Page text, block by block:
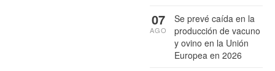
Se prevé caída en la
producción de vacuno
y ovino en la Unión
Europea en 2026
07
AGO